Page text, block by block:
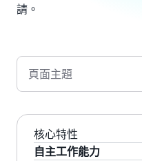
請。
頁面主題
核心特性
自主工作能力